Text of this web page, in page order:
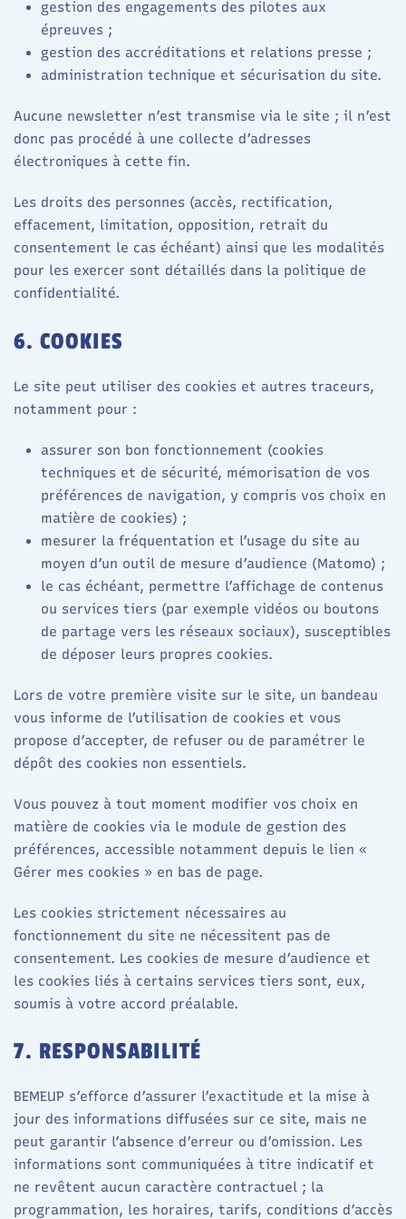
gestion des engagements des pilotes aux
épreuves ;
gestion des accréditations et relations presse ;
administration technique et sécurisation du site.
Aucune newsletter n’est transmise via le site ; il n’est
donc pas procédé à une collecte d’adresses
électroniques à cette fin.
Les droits des personnes (accès, rectification,
effacement, limitation, opposition, retrait du
consentement le cas échéant) ainsi que les modalités
pour les exercer sont détaillés dans la politique de
confidentialité.
6. COOKIES
Le site peut utiliser des cookies et autres traceurs,
notamment pour :
assurer son bon fonctionnement (cookies
techniques et de sécurité, mémorisation de vos
préférences de navigation, y compris vos choix en
matière de cookies) ;
mesurer la fréquentation et l’usage du site au
moyen d’un outil de mesure d’audience (Matomo) ;
le cas échéant, permettre l’affichage de contenus
ou services tiers (par exemple vidéos ou boutons
de partage vers les réseaux sociaux), susceptibles
de déposer leurs propres cookies.
Lors de votre première visite sur le site, un bandeau
vous informe de l’utilisation de cookies et vous
propose d’accepter, de refuser ou de paramétrer le
dépôt des cookies non essentiels.
Vous pouvez à tout moment modifier vos choix en
matière de cookies via le module de gestion des
préférences, accessible notamment depuis le lien «
Gérer mes cookies » en bas de page.
Les cookies strictement nécessaires au
fonctionnement du site ne nécessitent pas de
consentement. Les cookies de mesure d’audience et
les cookies liés à certains services tiers sont, eux,
soumis à votre accord préalable.
7. RESPONSABILITÉ
BEMEUP s’efforce d’assurer l’exactitude et la mise à
jour des informations diffusées sur ce site, mais ne
peut garantir l’absence d’erreur ou d’omission. Les
informations sont communiquées à titre indicatif et
ne revêtent aucun caractère contractuel ; la
programmation, les horaires, tarifs, conditions d’accès